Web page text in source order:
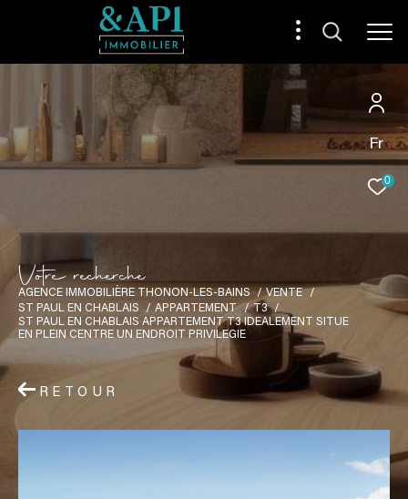
Fr
0
Votre recherche
AGENCE IMMOBILIÈRE THONON-LES-BAINS
VENTE
ST PAUL EN CHABLAIS
APPARTEMENT
T3
ST PAUL EN CHABLAIS APPARTEMENT T3 IDEALEMENT SITUE
EN PLEIN CENTRE UN ENDROIT PRIVILEGIE
RETOUR